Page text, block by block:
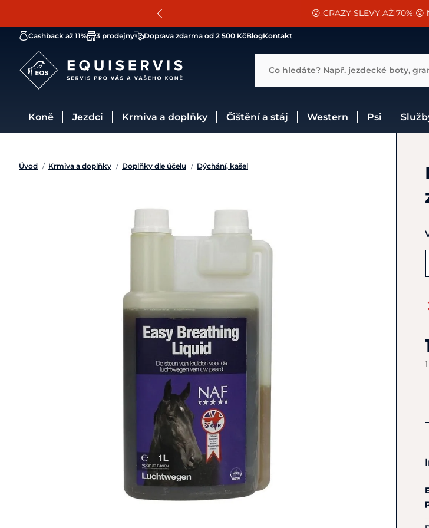
SLEVA 13% na vše od Cassini!
😮 CRAZY SLEVY AŽ 70% 😮
📐Pasování a doplňky k vybraným
Cashback až 11% 3 prodejny Doprava zdarma od 2 500 KčBlogKontakt
Co hledáte? Např. jezdecké boty,
Koně Jezdci Krmiva a doplňky Čištění a stáj Western Psi
Úvod / Krmiva a doplňky / Doplňky dle účelu / Dýchání, kašel